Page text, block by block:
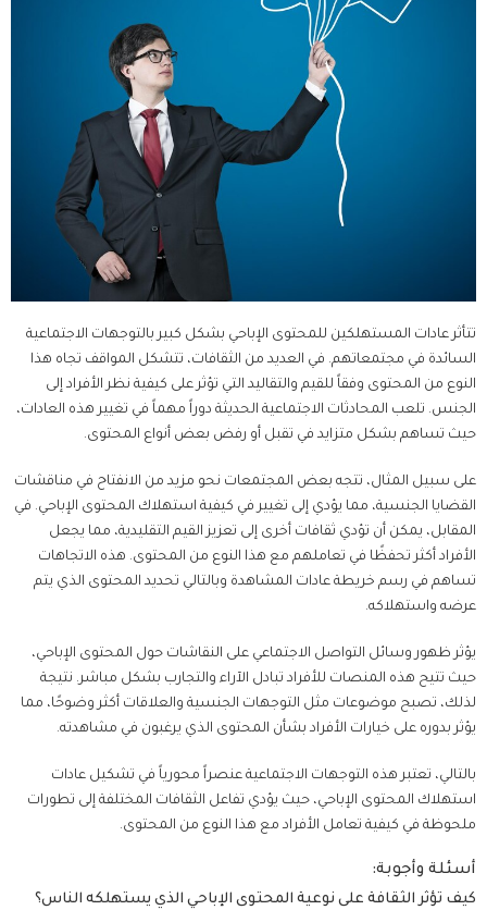
تتأثر عادات المستهلكين للمحتوى الإباحي بشكل كبير بالتوجهات الاجتماعية
السائدة في مجتمعاتهم. في العديد من الثقافات، تتشكل المواقف تجاه هذا
النوع من المحتوى وفقاً للقيم والتقاليد التي تؤثر على كيفية نظر الأفراد إلى
الجنس. تلعب المحادثات الاجتماعية الحديثة دوراً مهماً في تغيير هذه العادات،
حيث تساهم بشكل متزايد في تقبل أو رفض بعض أنواع المحتوى.
على سبيل المثال، تتجه بعض المجتمعات نحو مزيد من الانفتاح في مناقشات
القضايا الجنسية، مما يؤدي إلى تغيير في كيفية استهلاك المحتوى الإباحي. في
المقابل، يمكن أن تؤدي ثقافات أخرى إلى تعزيز القيم التقليدية، مما يجعل
الأفراد أكثر تحفظًا في تعاملهم مع هذا النوع من المحتوى. هذه الاتجاهات
تساهم في رسم خريطة عادات المشاهدة وبالتالي تحديد المحتوى الذي يتم
عرضه واستهلاكه.
يؤثر ظهور وسائل التواصل الاجتماعي على النقاشات حول المحتوى الإباحي،
حيث تتيح هذه المنصات للأفراد تبادل الآراء والتجارب بشكل مباشر. نتيجة
لذلك، تصبح موضوعات مثل التوجهات الجنسية والعلاقات أكثر وضوحًا، مما
يؤثر بدوره على خيارات الأفراد بشأن المحتوى الذي يرغبون في مشاهدته.
بالتالي، تعتبر هذه التوجهات الاجتماعية عنصراً محورياً في تشكيل عادات
استهلاك المحتوى الإباحي، حيث يؤدي تفاعل الثقافات المختلفة إلى تطورات
ملحوظة في كيفية تعامل الأفراد مع هذا النوع من المحتوى.
أسئلة وأجوبة:
كيف تؤثر الثقافة على نوعية المحتوى الإباحي الذي يستهلكه الناس؟